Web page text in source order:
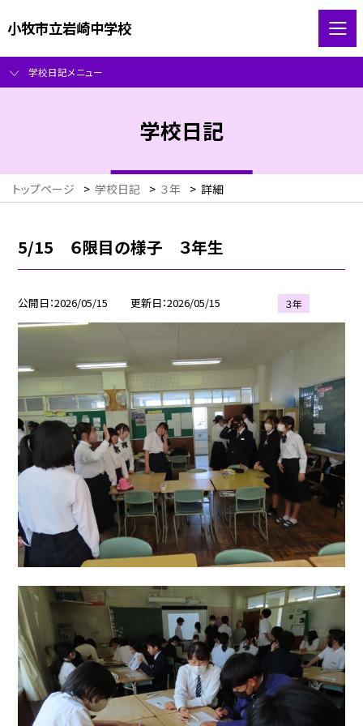
小牧市立岩崎中学校
学校日記メニュー
学校日記
トップページ > 学校日記 > ３年 > 詳細
5/15 ６限目の様子 ３年生
公開日 2026/05/15 更新日 2026/05/15 ３年